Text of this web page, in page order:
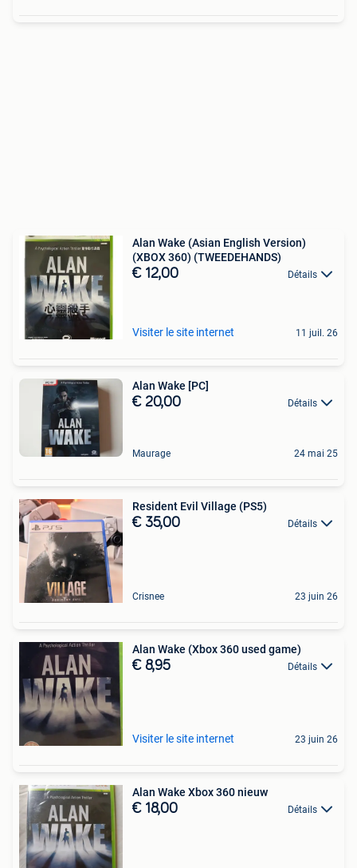
Alan Wake (Asian English Version)
(XBOX 360) (TWEEDEHANDS)
€ 12,00 Détails
Visiter le site internet 11 juil. 26
Alan Wake [PC]
€ 20,00 Détails
Maurage 24 mai 25
Resident Evil Village (PS5)
€ 35,00 Détails
Crisnee 23 juin 26
Alan Wake (Xbox 360 used game)
€ 8,95 Détails
Visiter le site internet 23 juin 26
Alan Wake Xbox 360 nieuw
€ 18,00 Détails